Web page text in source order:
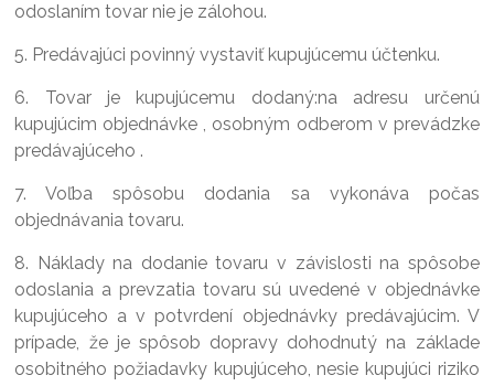
odoslaním tovar nie je zálohou.
5. Predávajúci povinný vystaviť kupujúcemu účtenku.
6. Tovar je kupujúcemu dodaný:na adresu určenú
kupujúcim objednávke , osobným odberom v prevádzke
predávajúceho .
7. Voľba spôsobu dodania sa vykonáva počas
objednávania tovaru.
8. Náklady na dodanie tovaru v závislosti na spôsobe
odoslania a prevzatia tovaru sú uvedené v objednávke
kupujúceho a v potvrdení objednávky predávajúcim. V
prípade, že je spôsob dopravy dohodnutý na základe
osobitného požiadavky kupujúceho, nesie kupujúci riziko